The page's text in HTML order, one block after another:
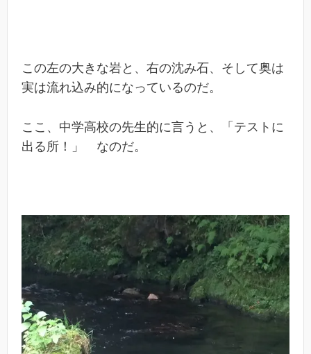
この左の大きな岩と、右の沈み石、そして奥は
実は流れ込み的になっているのだ。
ここ、中学高校の先生的に言うと、「テストに
出る所！」 なのだ。